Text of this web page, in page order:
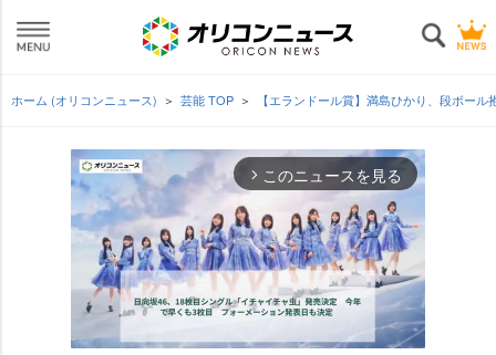
ホーム (オリコンニュース) 芸能 TOP 【エランドール賞】満島ひかり、段ボー
arrow_forward_ios このニュースを見る